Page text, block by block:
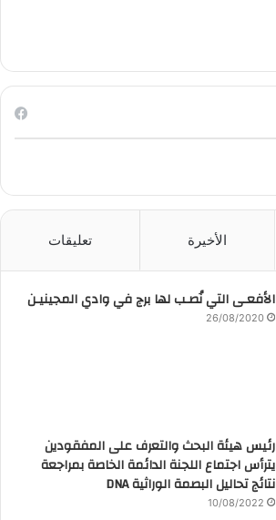
الأخيرة تعليقات
الأفعـى التي نُصـب لها برج في وادي المجينيـن
26/08/2020
رئيس هيئة البحث والتعرف على المفقودين
يترأس اجتماع اللجنة الدائمة الخاصة بمراجعة
نتائج تحاليل البصمة الوراثية DNA
10/08/2022